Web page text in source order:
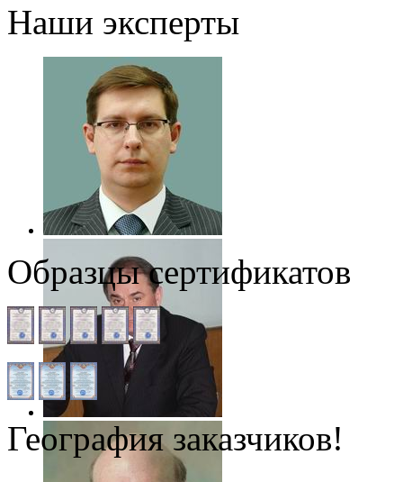
Наши эксперты
Образцы сертификатов
География заказчиков!